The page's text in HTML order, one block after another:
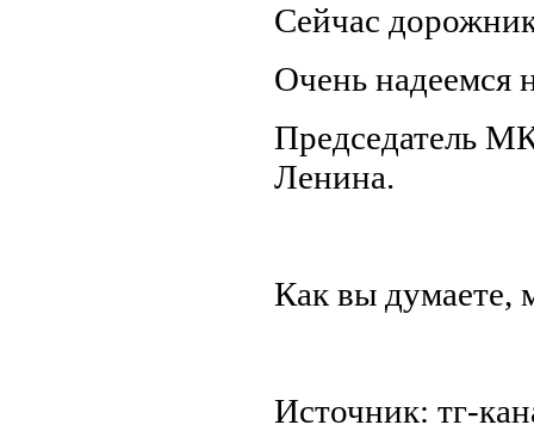
Сейчас
Очень надеемся
Председатель
Ленина.
Как вы думаете,
Источник: тг-